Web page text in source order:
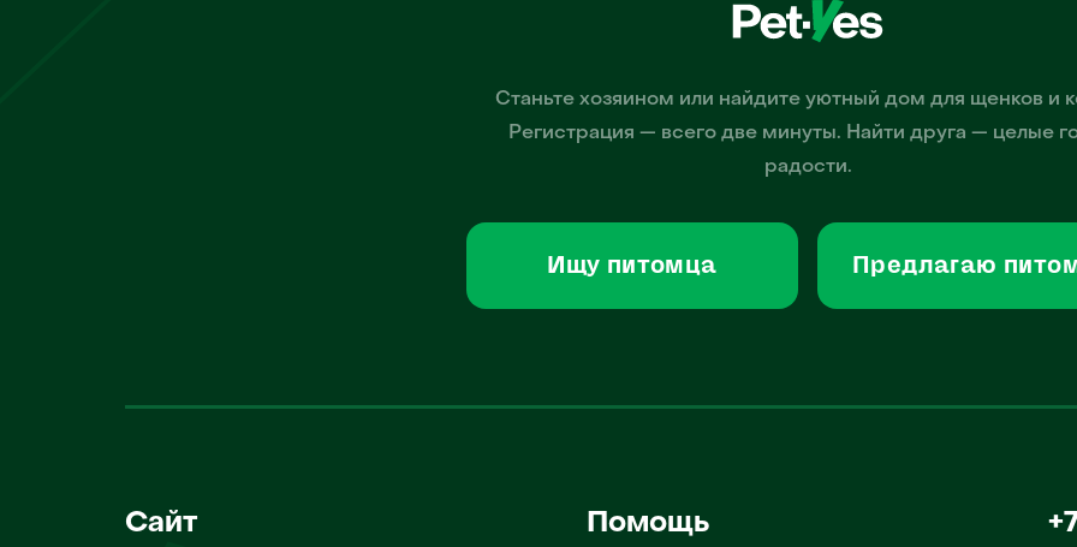
Станьте хозяином или найдите уютный дом для щенков и
Регистрация — всего две минуты. Найти друга — целые
радости.
Ищу питомца Предлагаю
Сайт Помощь